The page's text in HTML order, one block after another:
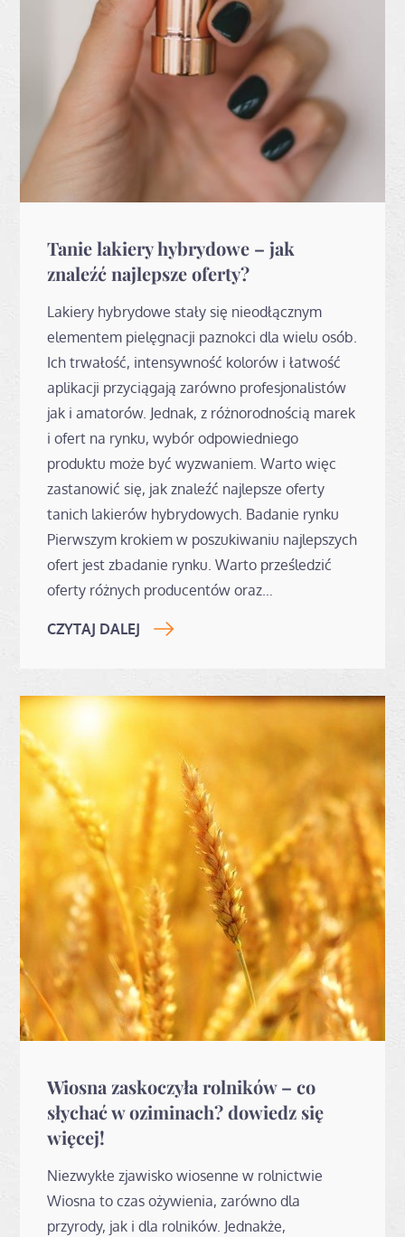
Tanie lakiery hybrydowe – jak
znaleźć najlepsze oferty?
Lakiery hybrydowe stały się nieodłącznym
elementem pielęgnacji paznokci dla wielu osób.
Ich trwałość, intensywność kolorów i łatwość
aplikacji przyciągają zarówno profesjonalistów
jak i amatorów. Jednak, z różnorodnością marek
i ofert na rynku, wybór odpowiedniego
produktu może być wyzwaniem. Warto więc
zastanowić się, jak znaleźć najlepsze oferty
tanich lakierów hybrydowych. Badanie rynku
Pierwszym krokiem w poszukiwaniu najlepszych
ofert jest zbadanie rynku. Warto prześledzić
oferty różnych producentów oraz…
CZYTAJ DALEJ
Wiosna zaskoczyła rolników – co
słychać w oziminach? dowiedz się
więcej!
Niezwykłe zjawisko wiosenne w rolnictwie
Wiosna to czas ożywienia, zarówno dla
przyrody, jak i dla rolników. Jednakże,